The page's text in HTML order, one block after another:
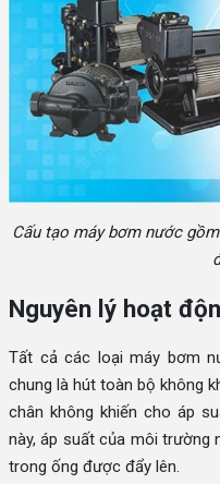
Cấu tạo máy bơm nước
Nguyên lý hoạt
Tất cả các loại máy bơm
chung là hút toàn bộ không
chân không khiến cho áp
này, áp suất của môi trường
trong ống được đẩy lên.